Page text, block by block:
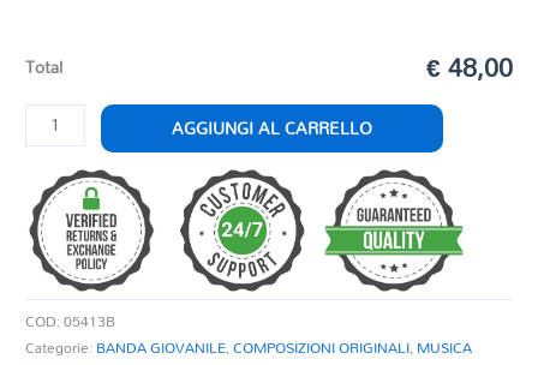
Total € 48,00
REPLAY
quantità
AGGIUNGI AL CARRELLO
COD:05413B
Categorie: BANDA GIOVANILE,COMPOSIZIONI ORIGINALI, MUSICA